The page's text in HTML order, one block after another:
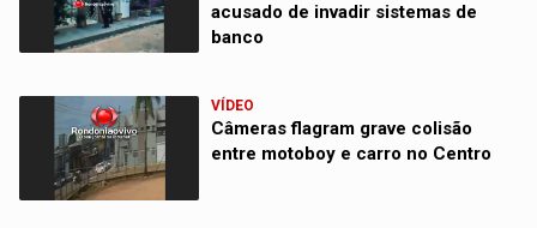
acusado de invadir sistemas de
banco
VÍDEO
Câmeras flagram grave colisão
entre motoboy e carro no Centro